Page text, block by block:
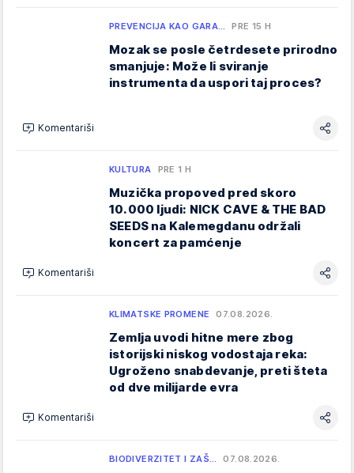
PREVENCIJA KAO GARA… PRE 15 H
Mozak se posle četrdesete prirodno
smanjuje: Može li sviranje
instrumenta da uspori taj proces?
Komentariši
KULTURA PRE 1 H
Muzička propoved pred skoro
10.000 ljudi: NICK CAVE & THE BAD
SEEDS na Kalemegdanu održali
koncert za pamćenje
Komentariši
KLIMATSKE PROMENE 07.08.2026.
Zemlja uvodi hitne mere zbog
istorijski niskog vodostaja reka:
Ugroženo snabdevanje, preti šteta
od dve milijarde evra
Komentariši
BIODIVERZITET I ZAŠ… 07.08.2026.